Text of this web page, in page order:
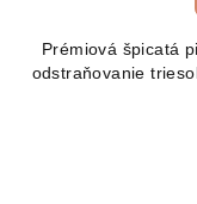
Prémiová špicatá
odstraňovanie